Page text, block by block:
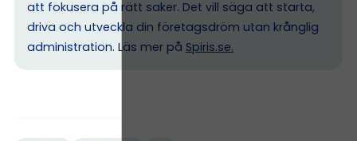
att fokusera på rätt saker. Det vill säga att starta,
driva och utveckla din företagsdröm utan krånglig
administration. Läs mer på Spiris.se.